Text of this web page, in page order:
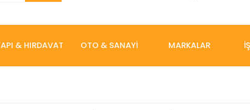
& HIRDAVAT OTO & SANAYİ MARKALAR